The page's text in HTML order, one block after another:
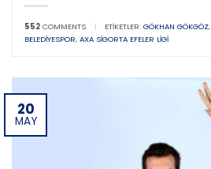
552 COMMENTS | ETIKETLER: GÖKHAN GÖKGÖZ,
BELEDIYESPOR, AXA SIGORTA EFELER LIGI
20
MAY